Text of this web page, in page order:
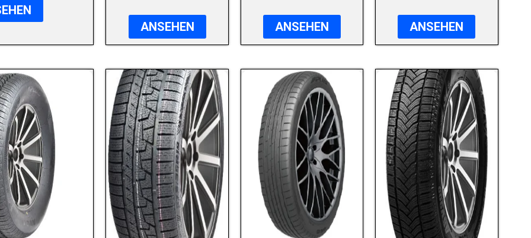
ANSEHEN ANSEHEN ANSEHEN